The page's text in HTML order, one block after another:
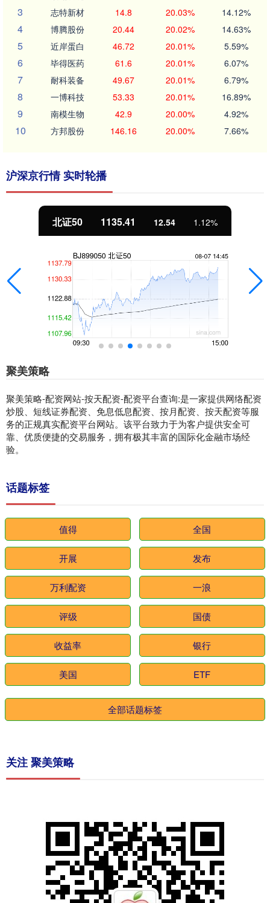
3 志特新材 14.8 20.03% 14.12%
4 博腾股份 20.44 20.02% 14.63%
5 近岸蛋白 46.72 20.01% 5.59%
6 毕得医药 61.6 20.01% 6.07%
7 耐科装备 49.67 20.01% 6.79%
8 一博科技 53.33 20.01% 16.89%
9 南模生物 42.9 20.00% 4.92%
10 方邦股份 146.16 20.00% 7.66%
沪深京行情 实时轮播
北证50 1135.41 12.54 1.12%
聚美策略
聚美策略-配资网站-按天配资-配资平台查询:是一家提供网络配资
炒股、短线证券配资、免息低息配资、按月配资、按天配资等服
务的正规真实配资平台网站。该平台致力于为客户提供安全可
靠、优质便捷的交易服务，拥有极其丰富的国际化金融市场经
验。
话题标签
值得 全国
开展 发布
万利配资 一浪
评级 国债
收益率 银行
美国 ETF
全部话题标签
关注 聚美策略